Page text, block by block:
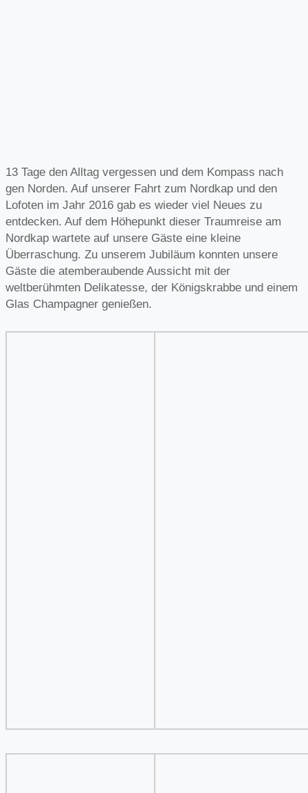
13 Tage den Alltag vergessen und dem Kompass nach
gen Norden. Auf unserer Fahrt zum Nordkap und den
Lofoten im Jahr 2016 gab es wieder viel Neues zu
entdecken. Auf dem Höhepunkt dieser Traumreise am
Nordkap wartete auf unsere Gäste eine kleine
Überraschung. Zu unserem Jubiläum konnten unsere
Gäste die atemberaubende Aussicht mit der
weltberühmten Delikatesse, der Königskrabbe und einem
Glas Champagner genießen.